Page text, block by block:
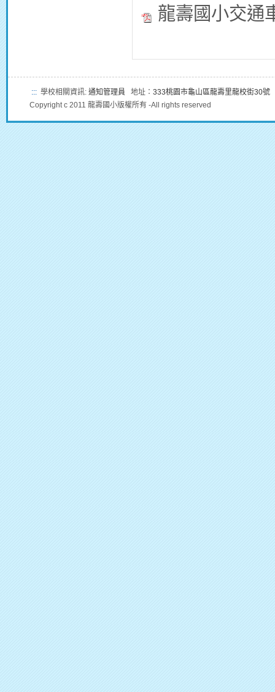
龍壽國小交通
::: 學校相關資訊: 通知管理員 地址： 333桃園市龜山區龍壽里龍校街30號
Copyright c 2011 龍壽國小版權所有 -All rights reserved